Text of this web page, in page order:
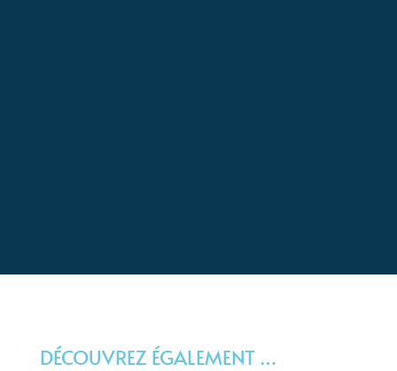
DÉCOUVREZ ÉGALEMENT …